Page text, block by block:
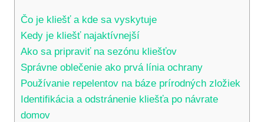
Čo⁢ je kliešť ‌a ⁢kde sa‌ vyskytuje
Kedy je kliešť najaktívnejší
Ako sa​ pripraviť na​ sezónu kliešťov
Správne oblečenie ako​ prvá línia ochrany
Používanie ⁣repelentov na báze prírodných zložiek
Identifikácia a odstránenie kliešťa po návrate
domov